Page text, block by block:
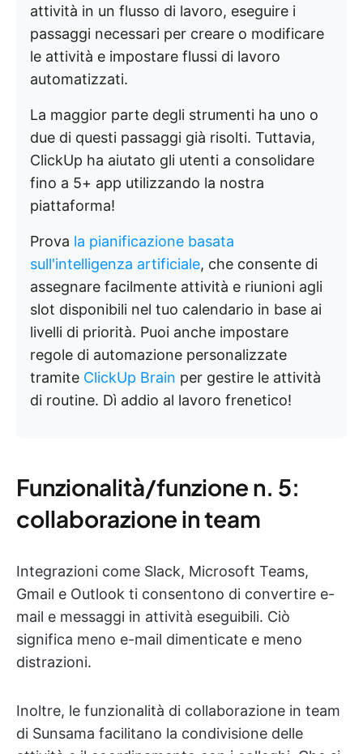
attività in un flusso di lavoro, eseguire i
passaggi necessari per creare o modificare
le attività e impostare flussi di lavoro
automatizzati.
La maggior parte degli strumenti ha uno o
due di questi passaggi già risolti. Tuttavia,
ClickUp ha aiutato gli utenti a consolidare
fino a 5+ app utilizzando la nostra
piattaforma!
Prova la pianificazione basata
sull'intelligenza artificiale, che consente di
assegnare facilmente attività e riunioni agli
slot disponibili nel tuo calendario in base ai
livelli di priorità. Puoi anche impostare
regole di automazione personalizzate
tramite ClickUp Brain per gestire le attività
di routine. Dì addio al lavoro frenetico!
Funzionalità/funzione n. 5:
collaborazione in team
Integrazioni come Slack, Microsoft Teams,
Gmail e Outlook ti consentono di convertire e-
mail e messaggi in attività eseguibili. Ciò
significa meno e-mail dimenticate e meno
distrazioni.
Inoltre, le funzionalità di collaborazione in team
di Sunsama facilitano la condivisione delle